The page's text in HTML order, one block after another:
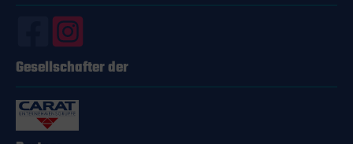
Gesellschafter der